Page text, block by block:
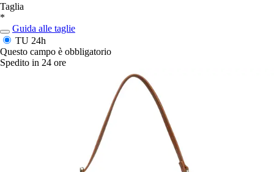
Taglia
*
Guida alle taglie
TU 24h
Questo campo è obbligatorio
Spedito in 24 ore